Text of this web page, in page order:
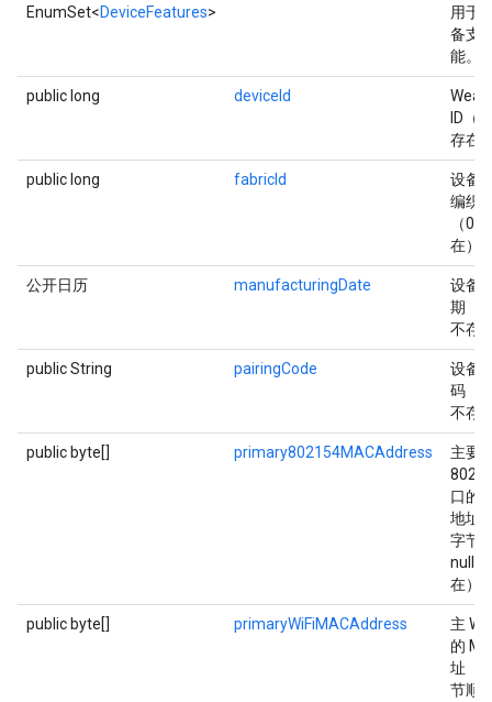
EnumSet<DeviceFeatures>
用于
备支
能。
public long deviceId
ID（
存在
public long fabricId
设备
编织
（0
在）
公开日历 manufacturingDate
设备
期（
不存
public String pairingCode
设备
码（
不存
public byte[] primary802154MACAddress
主要
口的
地址
字节
null =
在）
public byte[] primaryWiFiMACAddress
主
的
址（
节顺